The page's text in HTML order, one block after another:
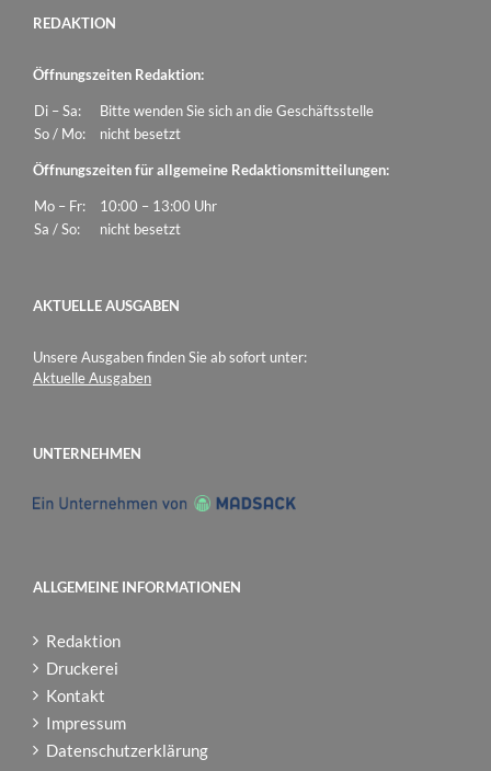
REDAKTION
Öffnungszeiten Redaktion:
Di – Sa:
Bitte wenden Sie sich an die Geschäftsstelle
So / Mo:
nicht besetzt
Öffnungszeiten für allgemeine Redaktionsmitteilungen:
Mo – Fr:
10:00 – 13:00 Uhr
Sa / So:
nicht besetzt
AKTUELLE AUSGABEN
Unsere Ausgaben finden Sie ab sofort unter:
Aktuelle Ausgaben
UNTERNEHMEN
ALLGEMEINE INFORMATIONEN
Redaktion
Druckerei
Kontakt
Impressum
Datenschutzerklärung